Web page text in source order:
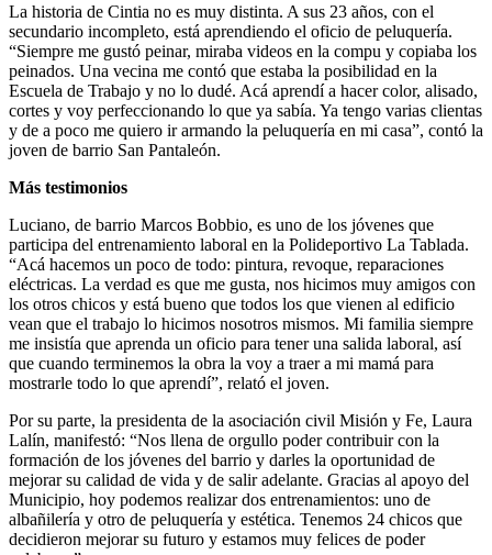
La historia de Cintia no es muy distinta. A sus 23 años, con el
secundario incompleto, está aprendiendo el oficio de peluquería.
“Siempre me gustó peinar, miraba videos en la compu y copiaba los
peinados. Una vecina me contó que estaba la posibilidad en la
Escuela de Trabajo y no lo dudé. Acá aprendí a hacer color, alisado,
cortes y voy perfeccionando lo que ya sabía. Ya tengo varias clientas
y de a poco me quiero ir armando la peluquería en mi casa”, contó la
joven de barrio San Pantaleón.
Más testimonios
Luciano, de barrio Marcos Bobbio, es uno de los jóvenes que
participa del entrenamiento laboral en la Polideportivo La Tablada.
“Acá hacemos un poco de todo: pintura, revoque, reparaciones
eléctricas. La verdad es que me gusta, nos hicimos muy amigos con
los otros chicos y está bueno que todos los que vienen al edificio
vean que el trabajo lo hicimos nosotros mismos. Mi familia siempre
me insistía que aprenda un oficio para tener una salida laboral, así
que cuando terminemos la obra la voy a traer a mi mamá para
mostrarle todo lo que aprendí”, relató el joven.
Por su parte, la presidenta de la asociación civil Misión y Fe, Laura
Lalín, manifestó: “Nos llena de orgullo poder contribuir con la
formación de los jóvenes del barrio y darles la oportunidad de
mejorar su calidad de vida y de salir adelante. Gracias al apoyo del
Municipio, hoy podemos realizar dos entrenamientos: uno de
albañilería y otro de peluquería y estética. Tenemos 24 chicos que
decidieron mejorar su futuro y estamos muy felices de poder